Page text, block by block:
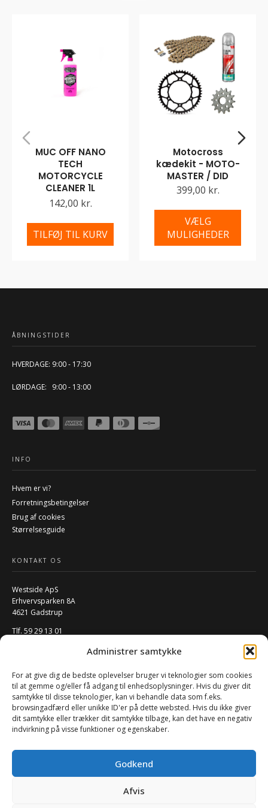
Administrer samtykke
For at give dig de bedste oplevelser bruger vi teknologier som cookies
til at gemme og/eller få adgang til enhedsoplysninger. Hvis du giver dit
samtykke til disse teknologier, kan vi behandle data som f.eks.
browsingadfærd eller unikke ID'er på dette websted. Hvis du ikke giver
dit samtykke eller trækker dit samtykke tilbage, kan det have en negativ
indvirkning på visse funktioner og egenskaber.
Godkend
Afvis
MUC OFF NANO
TECH
MOTORCYCLE
CLEANER 1L
142,00 kr.
TILFØJ TIL KURV
Motocross
kædekit - MOTO-
MASTER / DID
399,00 kr.
VÆLG
MULIGHEDER
ÅBNINGSTIDER
HVERDAGE: 9:00 - 17:30
LØRDAGE: 9:00 - 13:00
INFO
Hvem er vi?
Forretningsbetingelser
Brug af cookies
Størrelsesguide
KONTAKT OS
Westside ApS
Erhvervsparken 8A
4621 Gadstrup
Tlf. 59 29 13 01
FØLG OS PÅ SOCIALE MEDIER